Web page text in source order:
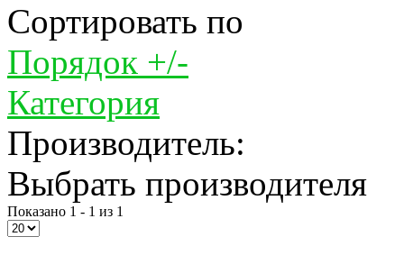
Сортировать по
Порядок +/-
Категория
Производитель:
Выбрать производителя
Показано 1 - 1 из 1